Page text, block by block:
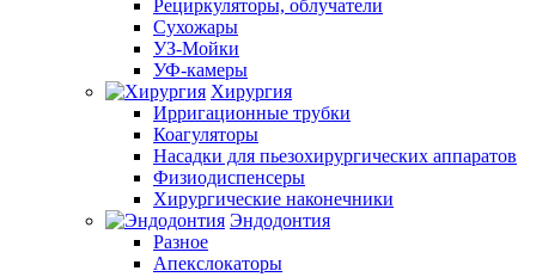
Рециркуляторы, облучатели
Сухожары
УЗ-Мойки
УФ-камеры
Хирургия
Ирригационные трубки
Коагуляторы
Насадки для пьезохирургических аппаратов
Физиодиспенсеры
Хирургические наконечники
Эндодонтия
Разное
Апекслокаторы